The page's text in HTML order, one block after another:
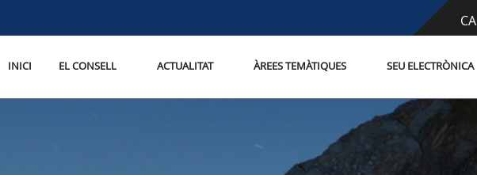
CA
ES
INICI EL CONSELL ACTUALITAT ÀREES TEMÀTIQUES SEU ELECTRÒNICA